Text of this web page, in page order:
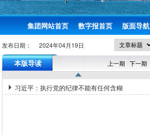
集团网站首页 数字报首页 版面导航
发布日期： 2024年04月19日
本版导读 上一期 下一期
习近平：执行党的纪律不能有任何含糊